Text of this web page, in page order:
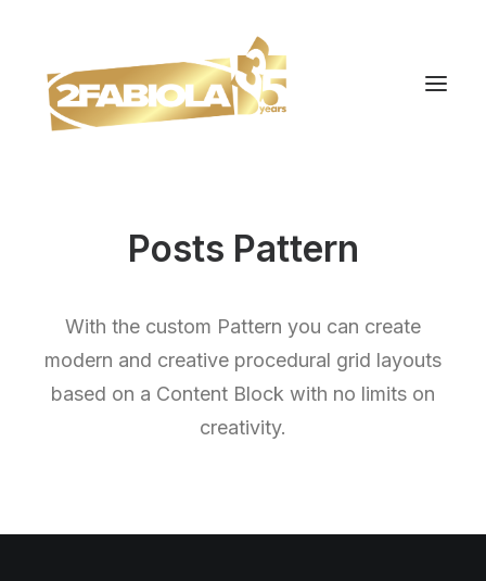
Posts Pattern
With the custom Pattern you can create
modern and creative procedural grid layouts
based on a Content Block with no limits on
creativity.